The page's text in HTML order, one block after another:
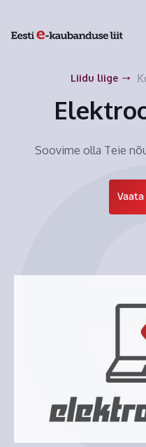
Liidu liige
Soovime olla Teie